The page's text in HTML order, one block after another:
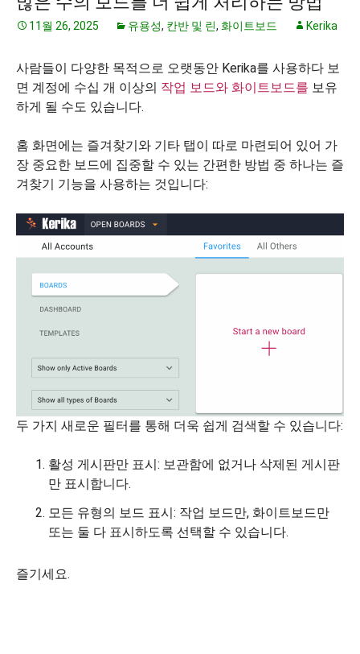
11월 26, 2025 유용성, 칸반 및 린, 화이트보드 Kerika
사람들이 다양한 목적으로 오랫동안 Kerika를 사용하다 보
면 계정에 수십 개 이상의 작업 보드와 화이트보드를 보유
하게 될 수도 있습니다.
홈 화면에는 즐겨찾기와 기타 탭이 따로 마련되어 있어 가
장 중요한 보드에 집중할 수 있는 간편한 방법 중 하나는 즐
겨찾기 기능을 사용하는 것입니다:
두 가지 새로운 필터를 통해 더욱 쉽게 검색할 수 있습니다:
활성 게시판만 표시: 보관함에 없거나 삭제된 게시판
만 표시합니다.
모든 유형의 보드 표시: 작업 보드만, 화이트보드만
또는 둘 다 표시하도록 선택할 수 있습니다.
즐기세요.